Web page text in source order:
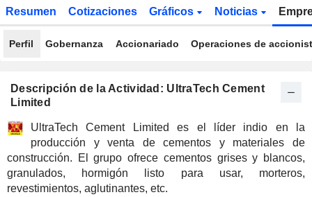
Resumen Cotizaciones Gráficos Noticias
Perfil Gobernanza Accionariado Operaciones de
Descripción de la Actividad: UltraTech Cement
Limited
UltraTech Cement Limited es el líder indio en la
producción y venta de cementos y materiales de
construcción. El grupo ofrece cementos grises y blancos,
granulados, hormigón listo para usar, morteros,
revestimientos, aglutinantes, etc.